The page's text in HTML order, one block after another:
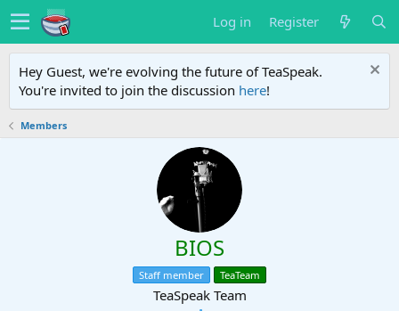
Log in Register
Hey Guest, we're evolving the future of TeaSpeak.
You're invited to join the discussion here!
Members
BIOS
Staff member TeaTeam
TeaSpeak Team